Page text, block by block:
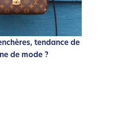
tendance de
de mode ?